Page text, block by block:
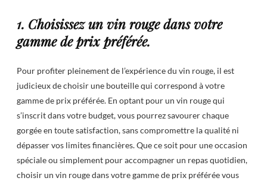
1. Choisissez un vin rouge dans votre
gamme de prix préférée.
Pour profiter pleinement de l’expérience du vin rouge, il est
judicieux de choisir une bouteille qui correspond à votre
gamme de prix préférée. En optant pour un vin rouge qui
s’inscrit dans votre budget, vous pourrez savourer chaque
gorgée en toute satisfaction, sans compromettre la qualité ni
dépasser vos limites financières. Que ce soit pour une occasion
spéciale ou simplement pour accompagner un repas quotidien,
choisir un vin rouge dans votre gamme de prix préférée vous